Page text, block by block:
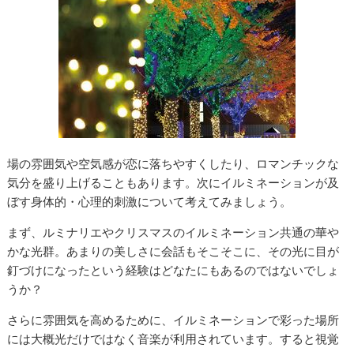
場の雰囲気や空気感が恋に落ちやすくしたり、ロマンチックな
気分を盛り上げることもあります。次にイルミネーションが及
ぼす身体的・心理的刺激について考えてみましょう。
まず、ルミナリエやクリスマスのイルミネーション共通の華や
かな光群。あまりの美しさに会話もそこそこに、その光に目が
釘づけになったという経験はどなたにもあるのではないでしょ
うか？
さらに雰囲気を高めるために、イルミネーションで彩った場所
には大概光だけではなく音楽が利用されています。すると視覚